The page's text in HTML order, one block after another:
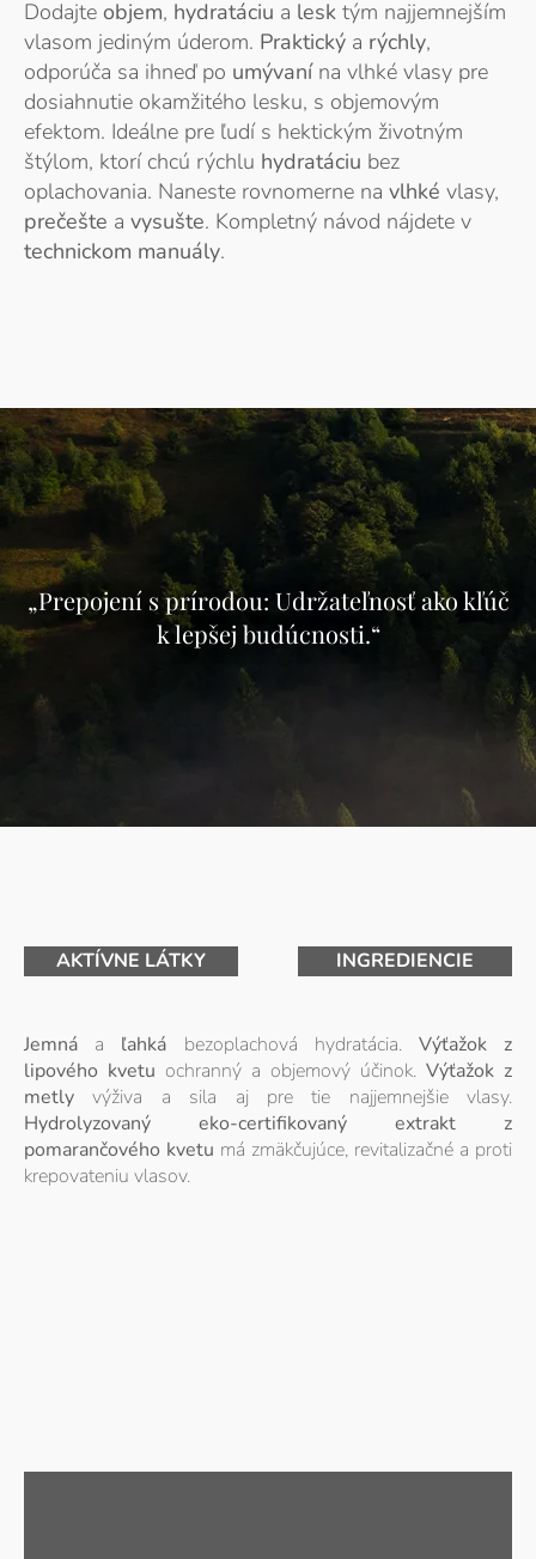
Dodajte objem, hydratáciu a lesk tým najjemnejším
vlasom jediným úderom. Praktický a rýchly,
odporúča sa ihneď po umývaní na vlhké vlasy pre
dosiahnutie okamžitého lesku, s objemovým
efektom. Ideálne pre ľudí s hektickým životným
štýlom, ktorí chcú rýchlu hydratáciu bez
oplachovania. Naneste rovnomerne na vlhké vlasy,
prečešte a vysušte. Kompletný návod nájdete v
technickom manuály.
„Prepojení s prírodou: Udržateľnosť ako kľúč
k lepšej budúcnosti.“
AKTÍVNE LÁTKY INGREDIENCIE
Jemná a ľahká bezoplachová hydratácia. Výťažok z
lipového kvetu ochranný a objemový účinok. Výťažok z
metly výživa a sila aj pre tie najjemnejšie vlasy.
Hydrolyzovaný eko-certifikovaný extrakt z
pomarančového kvetu má zmäkčujúce, revitalizačné a proti
krepovateniu vlasov.